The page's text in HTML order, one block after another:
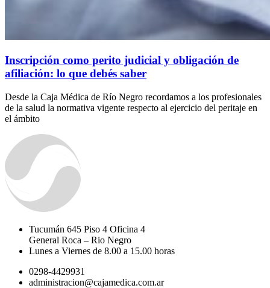
Inscripción como perito judicial y obligación de
afiliación: lo que debés saber
Desde la Caja Médica de Río Negro recordamos a los profesionales
de la salud la normativa vigente respecto al ejercicio del peritaje en
el ámbito
Tucumán 645 Piso 4 Oficina 4
General Roca – Rio Negro
Lunes a Viernes de 8.00 a 15.00 horas
0298-4429931
administracion@cajamedica.com.ar